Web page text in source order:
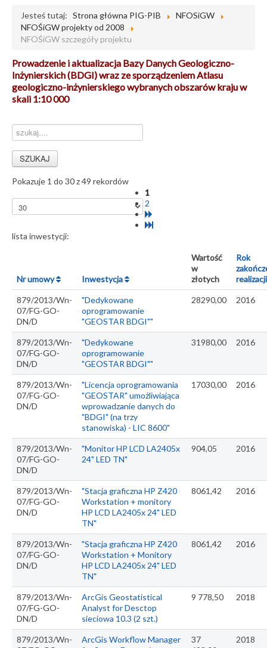
Jesteś tutaj: Strona główna PIG-PIB
NFOSiGW
NFOŚiGW projekty od 2008
NFOŚiGW szczegóły projektu
Prowadzenie i aktualizacja Bazy Danych Geologiczno-
Inżynierskich (BDGI) wraz ze sporządzeniem Atlasu
geologiczno-inżynierskiego wybranych obszarów kraju w
skali 1:10 000
Pokazuje 1 do 30 z 49 rekordów
1
2
lista inwestycji:
Nr umowy Inwestycja
Wartość
w
złotych
Rok
879/2013/Wn-
07/FG-GO-
DN/D
"Dedykowane
oprogramowanie
"GEOSTAR BDGI""
28290,00 2016
879/2013/Wn-
07/FG-GO-
DN/D
"Dedykowane
oprogramowanie
"GEOSTAR BDGI""
31980,00 2016
879/2013/Wn-
07/FG-GO-
DN/D
"Licencja oprogramowania
"GEOSTAR" umożliwiająca
wprowadzanie danych do
"BDGI" (na trzy
stanowiska) - LIC 8600"
17030,00 2016
879/2013/Wn-
07/FG-GO-
DN/D
"Monitor HP LCD LA2405x
24" LED TN"
904,05 2016
879/2013/Wn-
07/FG-GO-
DN/D
"Stacja graficzna HP Z420
Workstation + monitory
HP LCD LA2405x 24" LED
TN"
8061,42 2016
879/2013/Wn-
07/FG-GO-
DN/D
"Stacja graficzna HP Z420
Workstation + Monitory
HP LCD LA2405x 24" LED
TN"
8061,42 2016
879/2013/Wn-
07/FG-GO-
DN/D
ArcGis Geostatistical
Analyst for Desctop
sieciowa 10.3 (2 szt.)
9 778,50 2018
879/2013/Wn-
ArcGis Workflow Manager
37
2018